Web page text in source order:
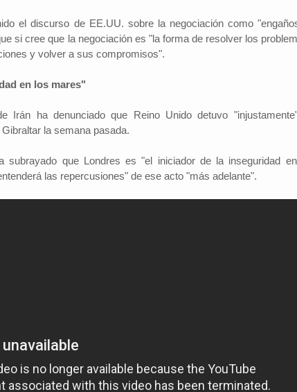
el discurso de EE.UU. sobre la negociación como
si cree que la negociación es "la forma de resolver los
y volver a sus compromisos".
en los mares"
Irán ha denunciado que Reino Unido detuvo
la semana pasada.
subrayado que Londres es "el iniciador de la inseguridad
las repercusiones" de ese acto "más adelante".